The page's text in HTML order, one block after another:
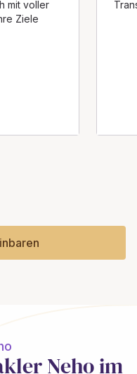
mit voller
Ziele
Neho im